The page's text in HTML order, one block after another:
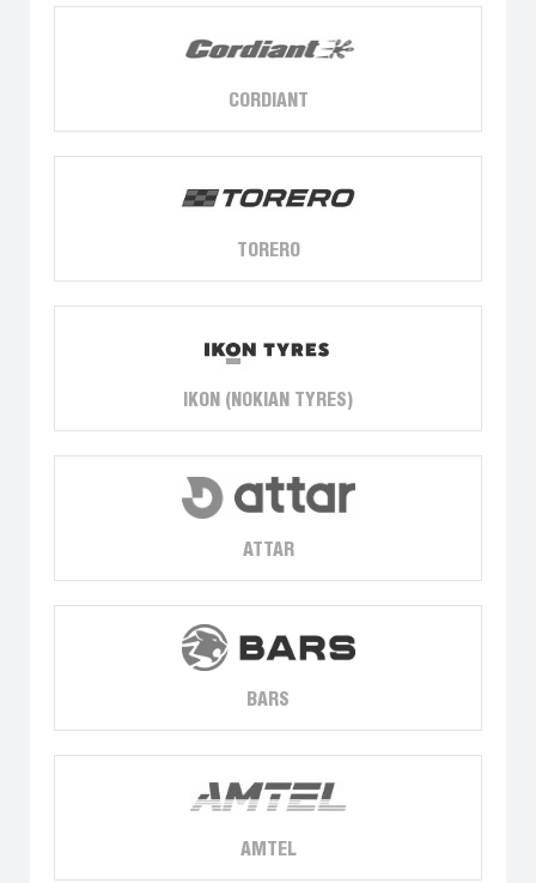
CORDIANT
TORERO
IKON (NOKIAN TYRES)
ATTAR
BARS
AMTEL